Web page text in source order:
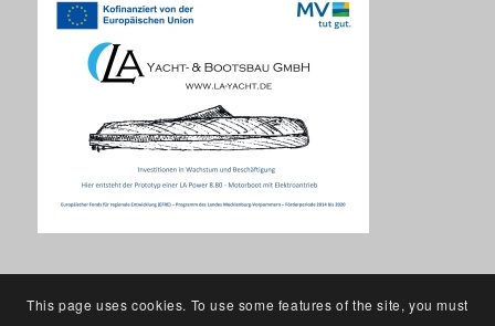
This page uses cookies. To use some features of the site, you must